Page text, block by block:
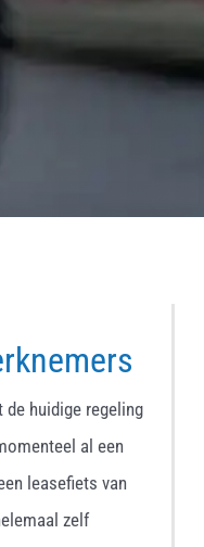
de huidige regeling
al een
leasefiets van
zelf